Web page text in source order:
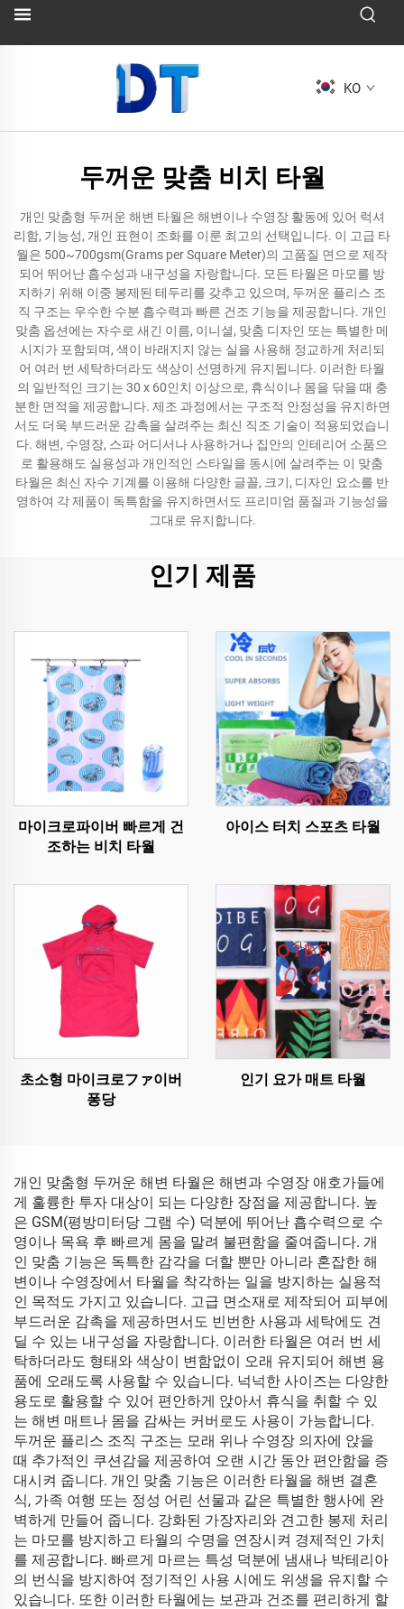
KO
두꺼운 맞춤 비치 타월
개인 맞춤형 두꺼운 해변 타월은 해변이나 수영장 활동에 있어 럭셔
리함, 기능성, 개인 표현이 조화를 이룬 최고의 선택입니다. 이 고급 타
월은 500~700gsm(Grams per Square Meter)의 고품질 면으로 제작
되어 뛰어난 흡수성과 내구성을 자랑합니다. 모든 타월은 마모를 방
지하기 위해 이중 봉제된 테두리를 갖추고 있으며, 두꺼운 플리스 조
직 구조는 우수한 수분 흡수력과 빠른 건조 기능을 제공합니다. 개인
맞춤 옵션에는 자수로 새긴 이름, 이니셜, 맞춤 디자인 또는 특별한 메
시지가 포함되며, 색이 바래지지 않는 실을 사용해 정교하게 처리되
어 여러 번 세탁하더라도 색상이 선명하게 유지됩니다. 이러한 타월
의 일반적인 크기는 30 x 60인치 이상으로, 휴식이나 몸을 닦을 때 충
분한 면적을 제공합니다. 제조 과정에서는 구조적 안정성을 유지하면
서도 더욱 부드러운 감촉을 살려주는 최신 직조 기술이 적용되었습니
다. 해변, 수영장, 스파 어디서나 사용하거나 집안의 인테리어 소품으
로 활용해도 실용성과 개인적인 스타일을 동시에 살려주는 이 맞춤
타월은 최신 자수 기계를 이용해 다양한 글꼴, 크기, 디자인 요소를 반
영하여 각 제품이 독특함을 유지하면서도 프리미엄 품질과 기능성을
그대로 유지합니다.
인기 제품
마이크로파이버 빠르게 건
조하는 비치 타월
아이스 터치 스포츠 타월
초소형 마이크로ファ이버
퐁당
인기 요가 매트 타월
개인 맞춤형 두꺼운 해변 타월은 해변과 수영장 애호가들에
게 훌륭한 투자 대상이 되는 다양한 장점을 제공합니다. 높
은 GSM(평방미터당 그램 수) 덕분에 뛰어난 흡수력으로 수
영이나 목욕 후 빠르게 몸을 말려 불편함을 줄여줍니다. 개
인 맞춤 기능은 독특한 감각을 더할 뿐만 아니라 혼잡한 해
변이나 수영장에서 타월을 착각하는 일을 방지하는 실용적
인 목적도 가지고 있습니다. 고급 면소재로 제작되어 피부에
부드러운 감촉을 제공하면서도 빈번한 사용과 세탁에도 견
딜 수 있는 내구성을 자랑합니다. 이러한 타월은 여러 번 세
탁하더라도 형태와 색상이 변함없이 오래 유지되어 해변 용
품에 오래도록 사용할 수 있습니다. 넉넉한 사이즈는 다양한
용도로 활용할 수 있어 편안하게 앉아서 휴식을 취할 수 있
는 해변 매트나 몸을 감싸는 커버로도 사용이 가능합니다.
두꺼운 플리스 조직 구조는 모래 위나 수영장 의자에 앉을
때 추가적인 쿠션감을 제공하여 오랜 시간 동안 편안함을 증
대시켜 줍니다. 개인 맞춤 기능은 이러한 타월을 해변 결혼
식, 가족 여행 또는 정성 어린 선물과 같은 특별한 행사에 완
벽하게 만들어 줍니다. 강화된 가장자리와 견고한 봉제 처리
는 마모를 방지하고 타월의 수명을 연장시켜 경제적인 가치
를 제공합니다. 빠르게 마르는 특성 덕분에 냄새나 박테리아
의 번식을 방지하여 정기적인 사용 시에도 위생을 유지할 수
있습니다. 또한 이러한 타월에는 보관과 건조를 편리하게 할